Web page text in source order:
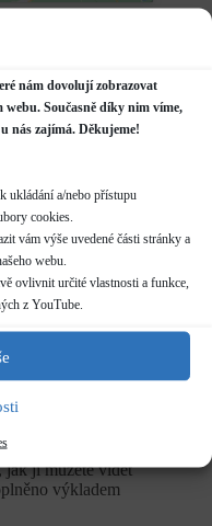
nám dovolují zobrazovat
webu. Současně díky nim víme,
nás zajímá. Děkujeme!
ukládání a/nebo přístupu
cookies.
vám výše uvedené části stránky a
webu.
ovlivnit určité vlastnosti a funkce,
z YouTube.
námi podívat na
jak ji můžete vidět
výkladem